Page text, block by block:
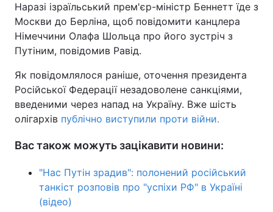
Наразі ізраїльський прем'єр-міністр Беннетт їде з
Москви до Берліна, щоб повідомити канцлера
Німеччини Олафа Шольца про його зустріч з
Путіним, повідомив Равід.
Як повідомлялося раніше, оточення президента
Російської Федерації незадоволене санкціями,
введеними через напад на Україну. Вже шість
олігархів публічно виступили проти війни.
Вас також можуть зацікавити новини:
"Нас Путін зрадив": полонений російський
танкіст розповів про "успіхи РФ" в Україні
(відео)